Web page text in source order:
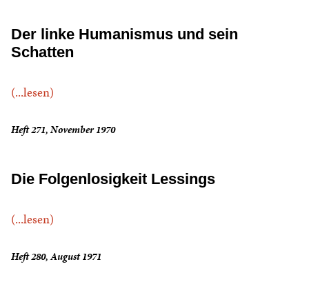
Der linke Humanismus und sein
Schatten
(...lesen)
Heft 271, November 1970
Die Folgenlosigkeit Lessings
(...lesen)
Heft 280, August 1971